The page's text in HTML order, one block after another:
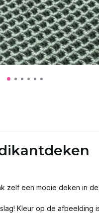
zelf een mooie deken in
Kleur op de afbeelding